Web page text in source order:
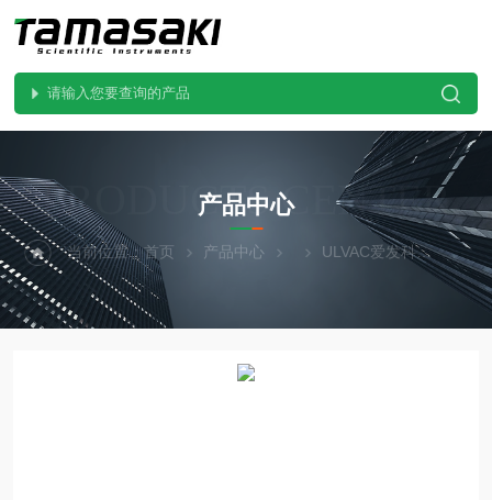
PRODUCTS CENTER
产品中心
当前位置：首页 产品中心 ULVAC爱发科 VLP-